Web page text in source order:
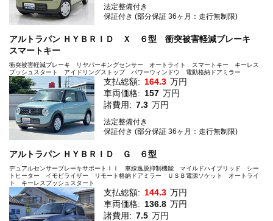
法定整備付き
保証付き (部分保証 36ヶ月：走行無制限)
アルトラパン ＨＹＢＲＩＤ Ｘ ６型 衝突被害軽減ブレーキ
スマートキー
衝突被害軽減ブレーキ リヤパーキングセンサー オートライト スマートキー キーレス
プッシュスタート アイドリングストップ パワーウィンドウ 電動格納ドアミラー
支払総額: 164.3 万円
車両価格: 157 万円
諸費用: 7.3 万円
法定整備付き
保証付き (部分保証 36ヶ月：走行無制限)
アルトラパン ＨＹＢＲＩＤ Ｇ ６型
デュアルセンサーブレーキサポートＩＩ 車線逸脱抑制機能 マイルドハイブリッド シー
トヒーター イモビライザー リモート格納ドアミラー ＵＳＢ電源ソケット オートライ
ト キーレスプッシュスタート
支払総額: 144.3 万円
車両価格: 136.8 万円
諸費用: 7.5 万円